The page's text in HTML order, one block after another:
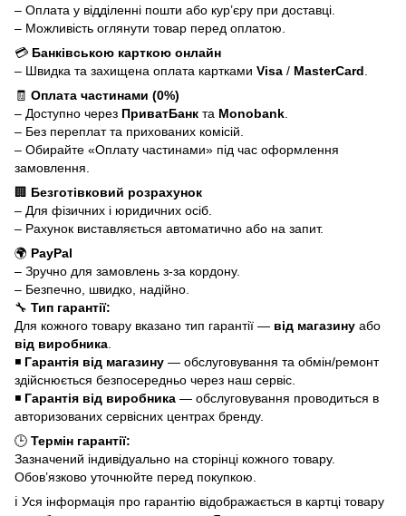
– Оплата у відділенні пошти або кур’єру при доставці.
– Можливість оглянути товар перед оплатою.
💳 Банківською карткою онлайн
– Швидка та захищена оплата картками Visa / MasterCard
🧾 Оплата частинами (0%)
– Доступно через ПриватБанк та Monobank
– Без переплат та прихованих комісій.
– Обирайте «Оплату частинами» під час оформлення
замовлення.
🏢 Безготівковий розрахунок
– Для фізичних і юридичних осіб.
– Рахунок виставляється автоматично або на запит.
🌍 PayPal
– Зручно для замовлень з-за кордону.
– Безпечно, швидко, надійно.
🔧 Тип гарантії:
Для кожного товару вказано тип гарантії — від магазину або
від виробника
◾ Гарантія від магазину — обслуговування та обмін/ремонт
здійснюється безпосередньо через наш сервіс.
◾ Гарантія від виробника — обслуговування проводиться в
авторизованих сервісних центрах бренду.
🕒 Термін гарантії:
Зазначений індивідуально на сторінці кожного товару.
Обов’язково уточнюйте перед покупкою.
ℹ️ Уся інформація про гарантію відображається в картці товару